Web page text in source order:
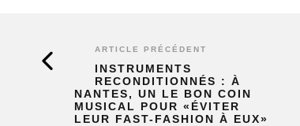
ARTICLE PRÉCÉDENT
INSTRUMENTS
RECONDITIONNÉS : À
NANTES, UN LE BON COIN
MUSICAL POUR «ÉVITER
LEUR FAST-FASHION À EUX»